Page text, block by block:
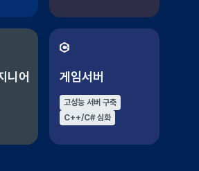
니어 게임서버
고성능 서버 구축
C++/C# 심화